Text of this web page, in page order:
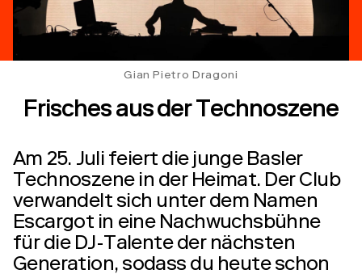
Gian Pietro Dragoni
Frisches aus der Technoszene
Am 25. Juli feiert die junge Basler
Technoszene in der Heimat. Der Club
verwandelt sich unter dem Namen
Escargot in eine Nachwuchsbühne
für die DJ-Talente der nächsten
Generation, sodass du heute schon